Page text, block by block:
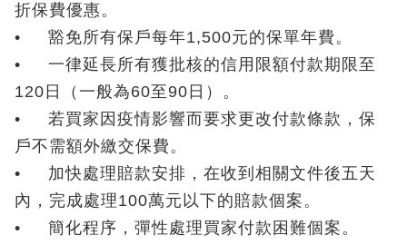
折保費優惠。
• 豁免所有保戶每年1,500元的保單年費。
• 一律延長所有獲批核的信用限額付款期限至
120日（一般為60至90日）。
• 若買家因疫情影響而要求更改付款條款，保
戶不需額外繳交保費。
• 加快處理賠款安排，在收到相關文件後五天
內，完成處理100萬元以下的賠款個案。
• 簡化程序，彈性處理買家付款困難個案。